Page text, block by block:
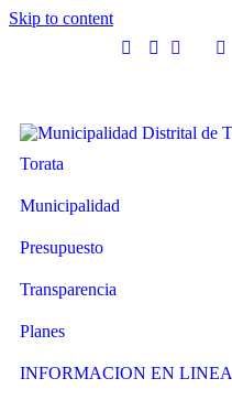
Skip to content
Torata
Municipalidad
Presupuesto
Transparencia
Planes
INFORMACION EN LINEA